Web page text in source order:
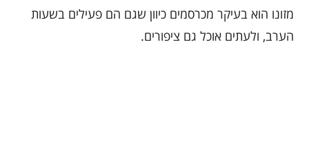
מזונו הוא בעיקר מכרסמים כיוון שגם הם פעילים בשעות
הערב, ולעתים אוכל גם ציפורים.